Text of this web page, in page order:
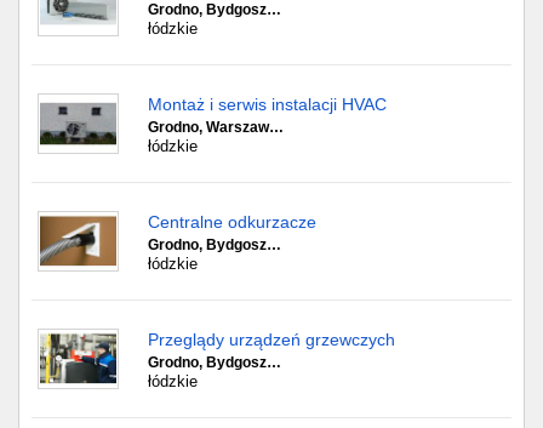
Grodno, Bydgosz…
łódzkie
Montaż i serwis instalacji HVAC
Grodno, Warszaw…
łódzkie
Centralne odkurzacze
Grodno, Bydgosz…
łódzkie
Przeglądy urządzeń grzewczych
Grodno, Bydgosz…
łódzkie